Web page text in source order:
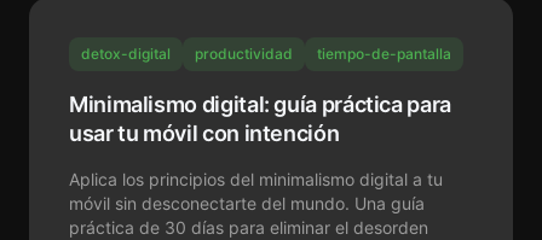
detox-digital productividad tiempo-de-pantalla
Minimalismo digital: guía práctica para
usar tu móvil con intención
Aplica los principios del minimalismo digital a tu
móvil sin desconectarte del mundo. Una guía
práctica de 30 días para eliminar el desorden